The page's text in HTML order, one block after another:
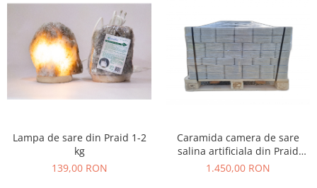
Lampa de sare din Praid 1-2
kg
139,00 RON
Caramida camera de sare
salina artificiala din Praid
1000kg
1.450,00 RON